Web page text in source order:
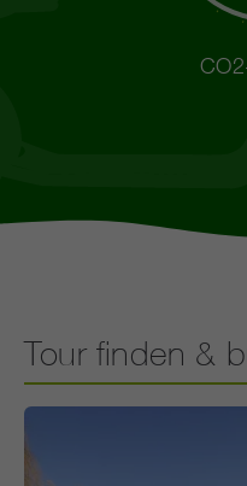
Tour finden &